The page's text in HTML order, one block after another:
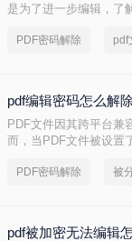
是为了进一步编辑，了
提供相应的推荐工具及
PDF密码解除
pdf编辑密码怎么解
PDF文件因其跨平台兼
而，当PDF文件被设置
PDF密码解除
pdf被加密无法编辑